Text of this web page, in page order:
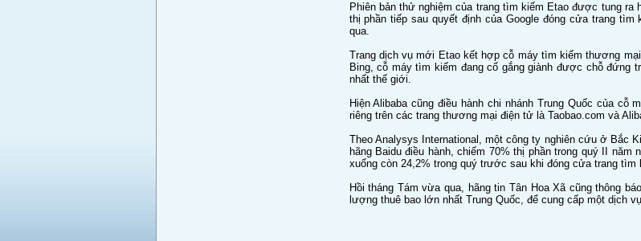
Phiên bản thử nghiệm của trang tìm kiếm Etao được tung
thị phần tiếp sau quyết định của Google đóng cửa trang
qua.
Trang dịch vụ mới Etao kết hợp cỗ máy tìm kiếm thương
Bing, cỗ máy tìm kiếm đang cố gắng giành được chỗ đứng
nhất thế giới.
Hiện Alibaba cũng điều hành chi nhánh Trung Quốc của
riêng trên các trang thương mại điện tử là Taobao.com và
Theo Analysys International, một công ty nghiên cứu ở Bắc
hãng Baidu điều hành, chiếm 70% thị phần trong quý II
xuống còn 24,2% trong quý trước sau khi đóng cửa trang tìm
Hồi tháng Tám vừa qua, hãng tin Tân Hoa Xã cũng thông
lượng thuê bao lớn nhất Trung Quốc, để cung cấp một dịch